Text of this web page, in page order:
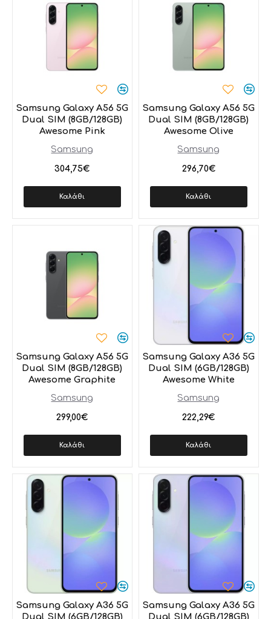
Samsung
Samsung Galaxy A56 5G
Dual SIM (8GB/128GB)
Awesome Pink
304,75€
Καλάθι
Samsung
Samsung Galaxy A56 5G
Dual SIM (8GB/128GB)
Awesome Olive
296,70€
Καλάθι
Samsung
Samsung Galaxy A56 5G
Dual SIM (8GB/128GB)
Awesome Graphite
299,00€
Καλάθι
Samsung
Samsung Galaxy A36 5G
Dual SIM (6GB/128GB)
Awesome White
222,29€
Καλάθι
Samsung Galaxy A36 5G
Dual SIM (6GB/128GB)
Samsung Galaxy A36 5G
Dual SIM (6GB/128GB)